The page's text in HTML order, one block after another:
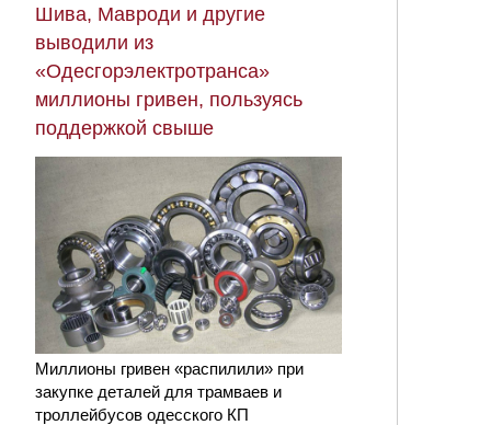
Шива, Мавроди и другие
выводили из
«Одесгорэлектротранса»
миллионы гривен, пользуясь
поддержкой свыше
Миллионы гривен «распилили» при
закупке деталей для трамваев и
троллейбусов одесского КП